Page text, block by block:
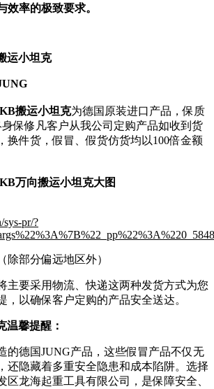
效率的极致要求。
运小坦克
搬运小坦克为德国原装进口产品，保质
保修凡客户从我公司定购产品如收到货
换件货，假冒、假货仿货均以100倍金额
pr/?
除部分偏远地区外）
主要采用物流、快递这两种发货方式为您
，以确保客户定购的产品安全送达。
温馨提醒：
的德国JUNG产品，这些假冒产品不仅无
还隐藏着多重安全隐患和成本陷阱。选择
区龙海起重工具有限公司，是保障安全、